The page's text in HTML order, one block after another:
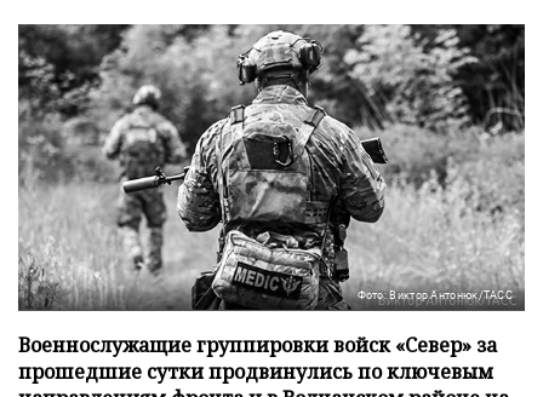
Фото: Виктор Антонюк/ТАСС
Военнослужащие группировки войск «Север» за
прошедшие сутки продвинулись по ключевым